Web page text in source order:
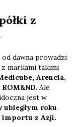
z
od dawna prowadzi
markami takimi
Arencia,
. Ale
jest w
ubiegłym roku
importu z Azji.